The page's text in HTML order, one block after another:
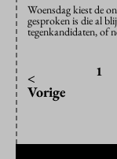
Woensdag kiest de
gesproken is die al
tegenkandidaten, of
<
Vorige
1